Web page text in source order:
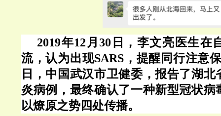
2019年12月30日，李文亮医生在
流，认为出现SARS，提醒同行注意
日，中国武汉市卫健委，报告了湖
炎病例，最终确认了一种新型冠状病
以燎原之势四处传播。